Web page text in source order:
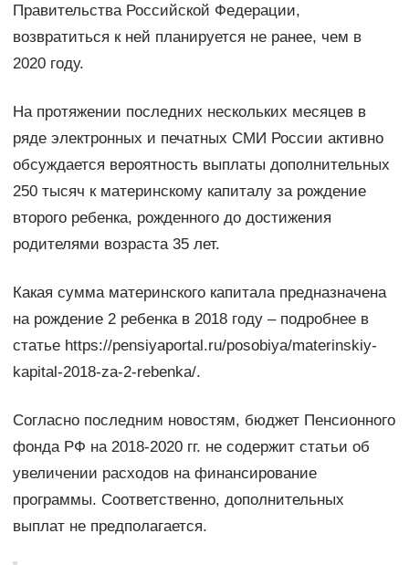
Правительства Российской Федерации,
возвратиться к ней планируется не ранее, чем в
2020 году.
На протяжении последних нескольких месяцев в
ряде электронных и печатных СМИ России активно
обсуждается вероятность выплаты дополнительных
250 тысяч к материнскому капиталу за рождение
второго ребенка, рожденного до достижения
родителями возраста 35 лет.
Какая сумма материнского капитала предназначена
на рождение 2 ребенка в 2018 году – подробнее в
статье https://pensiyaportal.ru/posobiya/materinskiy-
kapital-2018-za-2-rebenka/.
Согласно последним новостям, бюджет Пенсионного
фонда РФ на 2018-2020 гг. не содержит статьи об
увеличении расходов на финансирование
программы. Соответственно, дополнительных
выплат не предполагается.